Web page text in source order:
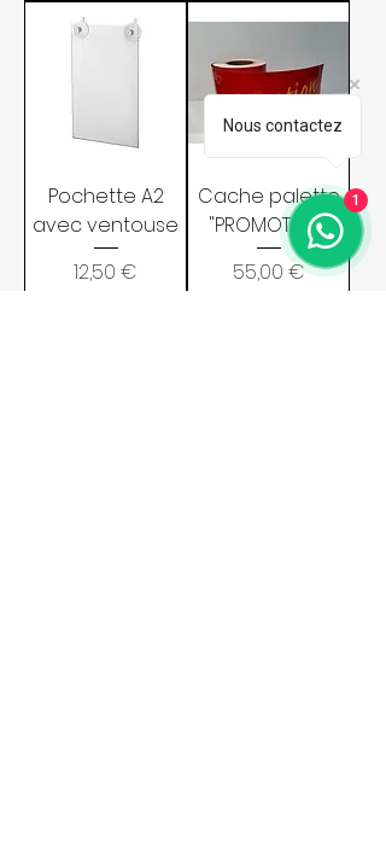
Pochette A2
avec ventouse
Prix
12,50 €
Cache palette
"PROMOTION"
Prix
55,00 €
Nous contactez
1